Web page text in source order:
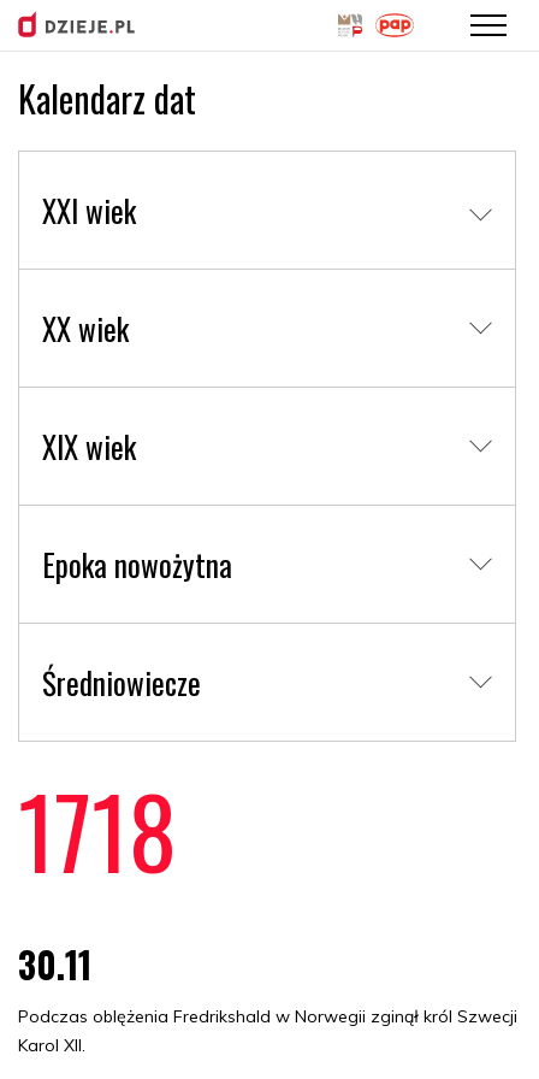
Kalendarz dat
1718
30.11
Podczas oblężenia Fredrikshald w Norwegii zginął król Szwecji
Karol XII.
XXI wiek
XX wiek
XIX wiek
Epoka nowożytna
Średniowiecze